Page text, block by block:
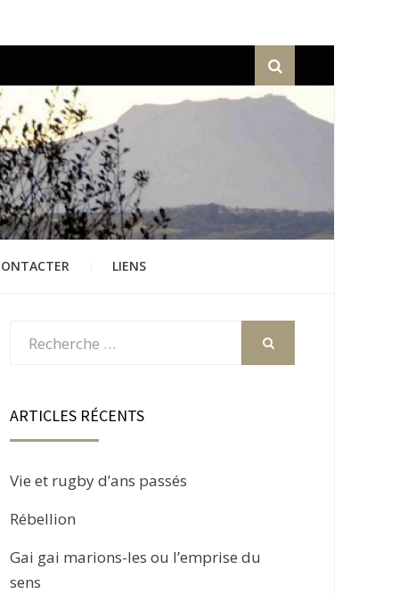
Recherche
LIENS
ARTICLES RÉCENTS
Vie et rugby d’ans passés
Rébellion
Gai gai marions-les ou l’emprise du
sens